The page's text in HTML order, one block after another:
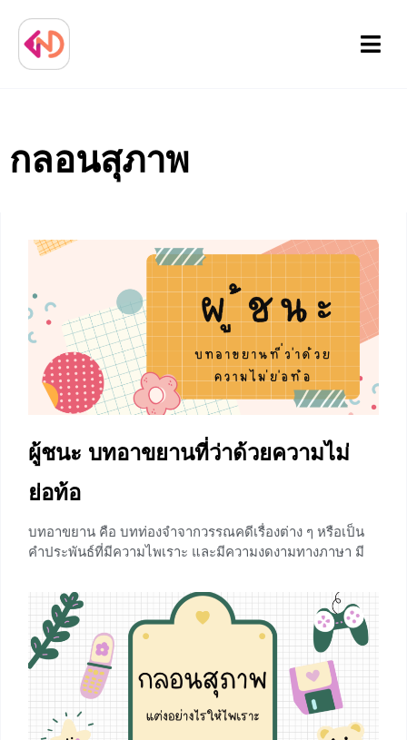
Menu
กลอนสุภาพ
ผู้ชนะ บทอาขยานที่ว่าด้วยความไม่
ย่อท้อ
บทอาขยาน คือ บทท่องจำจากวรรณคดีเรื่องต่าง ๆ หรือเป็น
คำประพันธ์ที่มีความไพเราะ และมีความงดงามทางภาษา มี
ได้ และบทอาขยานที่เราจะได้เรียนรู้กันในวันนี้ก็คือบท
อาขยานเรื่อง ผู้ชนะ จะเป็นอย่างไรบ้างนั้นเราไปดูพร้อมกัน
เลยค่ะ ประวัติความเป็นมาของเรื่องผู้ชนะ บุญเสริม แก้ว
พรหม เป็นนักแต่งกลอนชาวนครศรีธรรมราช เริ่มฝึกเขียน
กลอนตั้งแต่สมัยเรียนอยู่ชั้นประถม จากการคลุกคลีกับหนังสือ
และเรียนรู้เกี่ยวกับบทกลอนในห้องเรียน แต่มาเริ่มเขียนอย่าง
จริงจังในระดับชั้นมัธยมศึกษา ได้ส่งผลงานเข้าประกวดและ
ผ่านการคัดเลือกลงหนังสือพิมพ์ ออกอากาศทางวิทยุ แนวที่